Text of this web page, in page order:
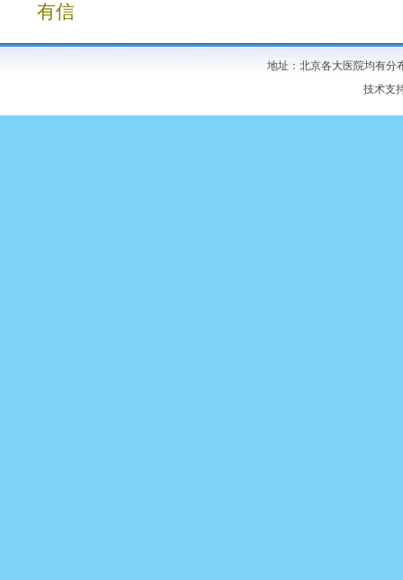
有信
地址：北京各大医院均有
技术支